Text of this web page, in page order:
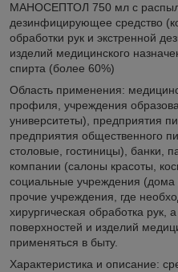
МАНОСЕПТОЛ 750 мл с
дезинфицирующее средство
обработки рук и экстренной
изделий медицинского
спирта (более 60%)
Область применения:
профиля, учреждения
университеты), предприятия
предприятия общественного
столовые, гостиницы), банки,
компании (салоны красоты,
социальные учреждения (дома
прочие учреждения, где
хирургическая обработка рук,
поверхностей и изделий
применяться в быту.
Характеристика и описание: